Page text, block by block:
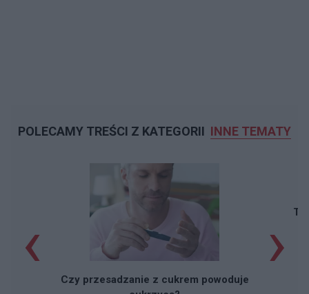
POLECAMY TREŚCI Z KATEGORII INNE TEMATY
Czy przesadzanie z cukrem powoduje
‹ ›